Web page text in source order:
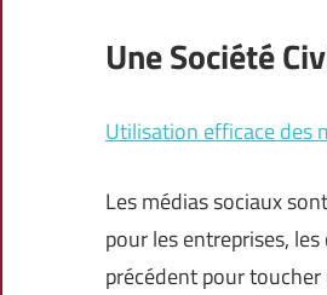
Une Société
Utilisation efficace des
Les médias sociaux
pour les entreprises,
précédent pour